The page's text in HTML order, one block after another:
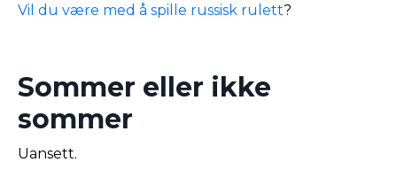
Vil du være med å spille russisk rulett?
Sommer eller ikke
sommer
Uansett.